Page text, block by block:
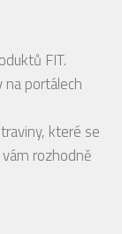
FIT.
portálech
které se
rozhodně